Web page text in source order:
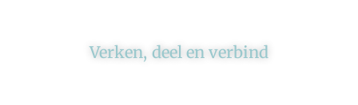
Verken, deel en verbind